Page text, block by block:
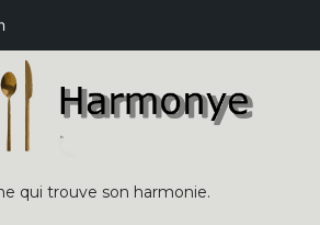
qui trouve son harmonie.